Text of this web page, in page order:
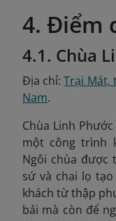
4. Điểm
4.1. Chùa
Địa chỉ:Trại Mát,
Nam.
Chùa Linh
một công trình
Ngôi chùa được
sứ và chai lọ
khách từ thập
bái mà còn để